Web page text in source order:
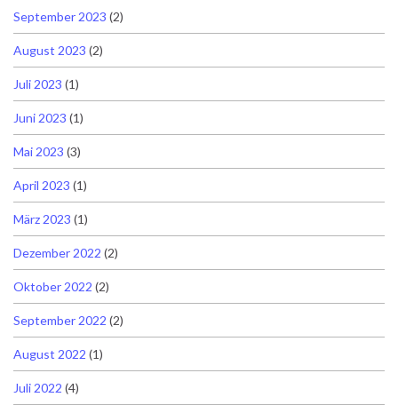
September 2023 (2)
August 2023 (2)
Juli 2023 (1)
Juni 2023 (1)
Mai 2023 (3)
April 2023 (1)
März 2023 (1)
Dezember 2022 (2)
Oktober 2022 (2)
September 2022 (2)
August 2022 (1)
Juli 2022 (4)